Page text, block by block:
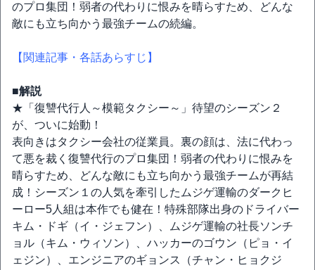
のプロ集団！弱者の代わりに恨みを晴らすため、どんな
敵にも立ち向かう最強チームの続編。
【関連記事・各話あらすじ】
■解説
★「復讐代行人～模範タクシー～」待望のシーズン２
が、ついに始動！
表向きはタクシー会社の従業員。裏の顔は、法に代わっ
て悪を裁く復讐代行のプロ集団！弱者の代わりに恨みを
晴らすため、どんな敵にも立ち向かう最強チームが再結
成！シーズン１の人気を牽引したムジゲ運輸のダークヒ
ーロー5人組は本作でも健在！特殊部隊出身のドライバー
キム・ドギ（イ・ジェフン）、ムジゲ運輸の社長ソンチ
ョル（キム・ウィソン）、ハッカーのゴウン（ピョ・イ
ェジン）、エンジニアのギョンス（チャン・ヒョクジ